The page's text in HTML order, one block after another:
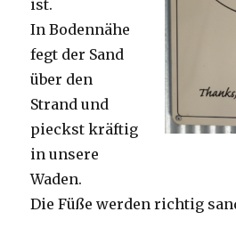
ist.
In Bodennähe
fegt der Sand
über den
Strand und
pieckst kräftig
in unsere
Waden.
Die Füße werden richtig